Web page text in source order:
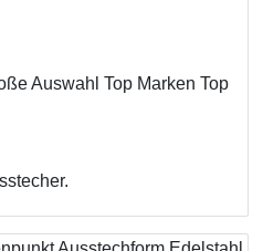
Auswahl Top Marken Top